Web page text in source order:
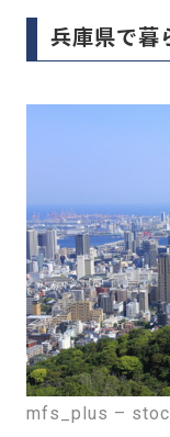
兵庫県で暮
mfs_plus –